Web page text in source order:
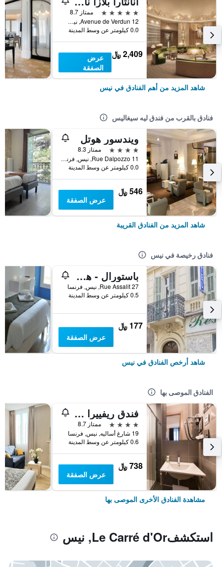
5 نجوم
ممتاز 8.7
12 Avenue de Verdun, نيس, فرنسا
0.0 كيلومتر عن وسط المدينة
2,409 ﷼
عرض
الصفقة
شاهد المزيد من أهم الفنادق في نيس
فنادق بالقرب من فندق ليه سيغاليس
ويندسور هوتل
4 نجوم
ممتاز 8.3
11 Rue Dalpozzo, نيس, فرنسا
0.0 كيلومتر عن وسط المدينة
546 ﷼
عرض الصفقة
شاهد المزيد من الفنادق القريبة
فنادق رخيصة في نيس
باستورال - هوستل
27 Rue Assalit, نيس, فرنسا
0.5 كيلومتر عن وسط المدينة
177 ﷼
عرض الصفقة
شاهد أرخص الفنادق في نيس
الفنادق الموصى بها
فندق ريفييرا دازور
4 نجوم
ممتاز 8.7
19 شارغ أساليه, نيس, فرنسا
0.6 كيلومتر عن وسط المدينة
738 ﷼
عرض الصفقة
مشاهدة الفنادق الأخرى الموصى بها
استكشفLe Carré d'Or, نيس